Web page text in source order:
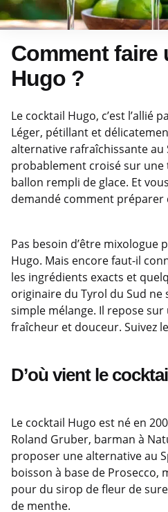
Comment faire
Hugo ?
Le cocktail Hugo, c’est l’allié
Léger, pétillant et
alternative rafraîchissante au
probablement croisé sur
ballon rempli de glace. Et
demandé comment préparer
Pas besoin d’être mixologue
Hugo. Mais encore faut-il
les ingrédients exacts et
originaire du Tyrol du Sud ne
simple mélange. Il repose
fraîcheur et douceur. Suivez
D’où vient le
Le cocktail Hugo est né en
Roland Gruber, barman à
proposer une alternative au
boisson à base de Prosecco,
pour du sirop de fleur de
de menthe.